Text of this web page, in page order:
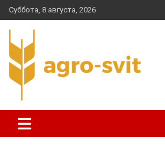
Skip
to
content
Суббота, 8 августа, 2026
agro-svit.com.ua